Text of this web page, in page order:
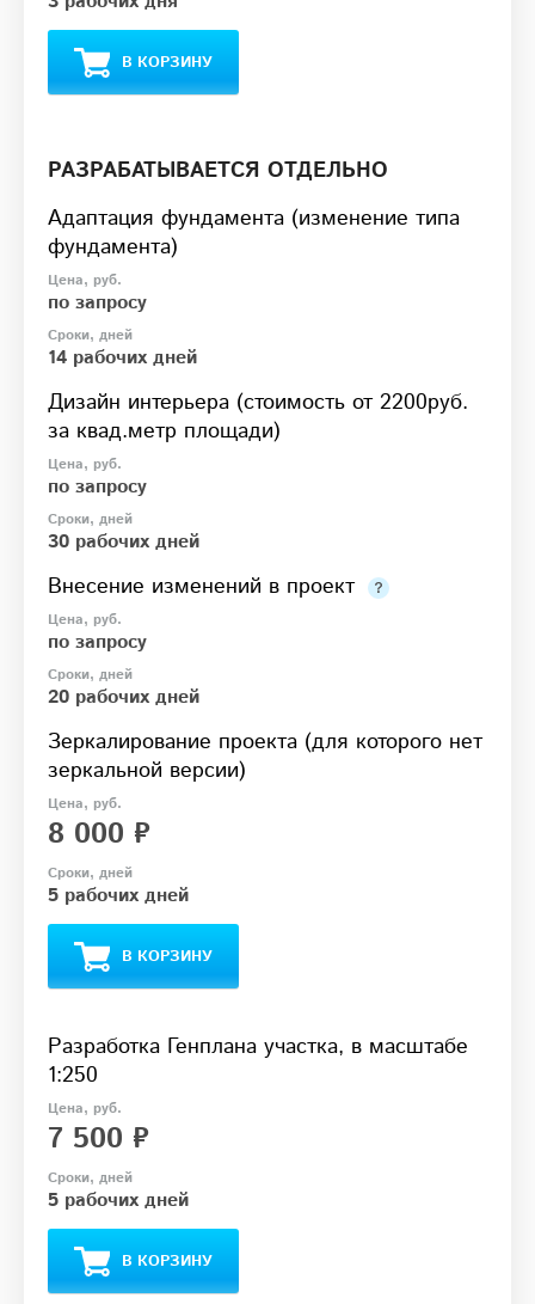
В КОРЗИНУ
РАЗРАБАТЫВАЕТСЯ ОТДЕЛЬНО
Адаптация фундамента (изменение типа
фундамента)
по запросу
14 рабочих дней
Дизайн интерьера (стоимость от 2200руб.
за квад.метр площади)
по запросу
30 рабочих дней
Внесение изменений в проект
по запросу
20 рабочих дней
Зеркалирование проекта (для которого нет
зеркальной версии)
8 000 ₽
5 рабочих дней
В КОРЗИНУ
Разработка Генплана участка, в масштабе
1:250
7 500 ₽
5 рабочих дней
В КОРЗИНУ